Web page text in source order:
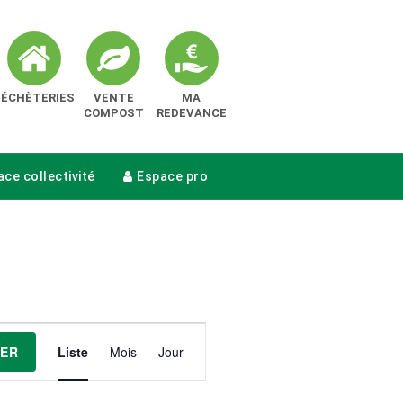
VENTE
COMPOST
MA
REDEVANCE
collectivité Espace pro
de
Liste Mois Jour